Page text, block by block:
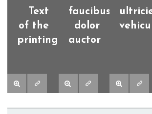
Text
of the
printing
faucibus
dolor
auctor